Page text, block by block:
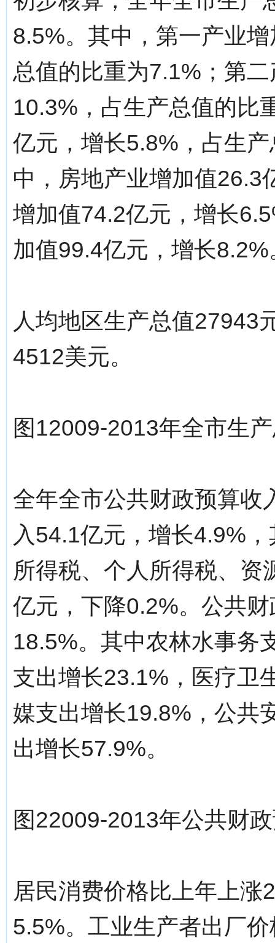
8.5%。其中，第一产业
总值的比重为7.1%；第
10.3%，占生产总值的比
亿元，增长5.8%，占生
中，房地产业增加值26.3
增加值74.2亿元，增长
加值99.4亿元，增长8.2%
人均地区生产总值27943
4512美元。
图12009-2013年全市生
全年全市公共财政预算收
入54.1亿元，增长4.9%
所得税、个人所得税、
亿元，下降0.2%。公共
18.5%。其中农林水事务
支出增长23.1%，医疗卫
媒支出增长19.8%，公共
出增长57.9%。
图22009-2013年公共财
居民消费价格比上年上
5.5%。工业生产者出厂